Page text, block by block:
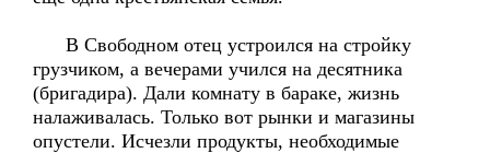
В Свободном отец устроился на стройку
грузчиком, а вечерами учился на десятника
(бригадира). Дали комнату в бараке, жизнь
налаживалась. Только вот рынки и магазины
опустели. Исчезли продукты, необходимые